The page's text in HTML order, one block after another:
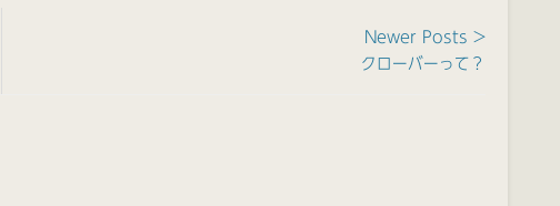
Newer Posts >
クローバーって？